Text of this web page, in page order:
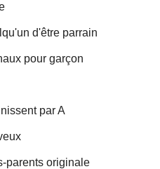
d'être parrain
pour garçon
par A
parents originale